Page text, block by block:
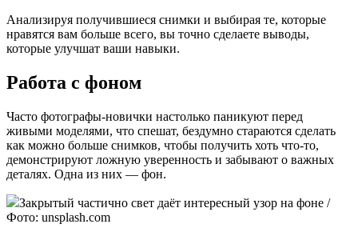
Анализируя получившиеся снимки и выбирая те, которые
нравятся вам больше всего, вы точно сделаете выводы,
которые улучшат ваши навыки.
Работа с фоном
Часто фотографы-новички настолько паникуют перед
живыми моделями, что спешат, бездумно стараются сделать
как можно больше снимков, чтобы получить хоть что-то,
демонстрируют ложную уверенность и забывают о важных
деталях. Одна из них — фон.
Закрытый частично свет даёт интересный узор на фоне /
Фото: unsplash.com